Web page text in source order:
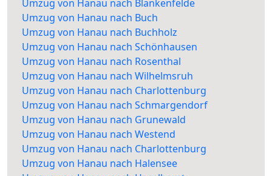
Umzug von Hanau nach Blankenfelde
Umzug von Hanau nach Buch
Umzug von Hanau nach Buchholz
Umzug von Hanau nach Schönhausen
Umzug von Hanau nach Rosenthal
Umzug von Hanau nach Wilhelmsruh
Umzug von Hanau nach Charlottenburg
Umzug von Hanau nach Schmargendorf
Umzug von Hanau nach Grunewald
Umzug von Hanau nach Westend
Umzug von Hanau nach Charlottenburg
Umzug von Hanau nach Halensee